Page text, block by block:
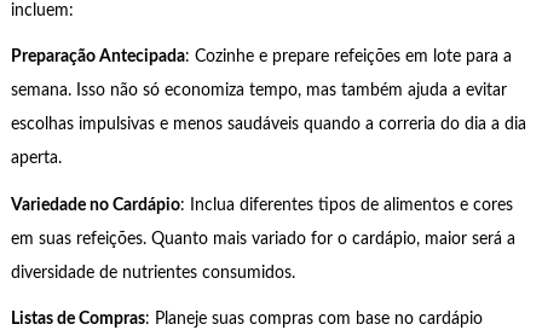
incluem:
Preparação Antecipada: Cozinhe e prepare refeições em lote para a
semana. Isso não só economiza tempo, mas também ajuda a evitar
escolhas impulsivas e menos saudáveis quando a correria do dia a dia
aperta.
Variedade no Cardápio: Inclua diferentes tipos de alimentos e cores
em suas refeições. Quanto mais variado for o cardápio, maior será a
diversidade de nutrientes consumidos.
Listas de Compras: Planeje suas compras com base no cardápio